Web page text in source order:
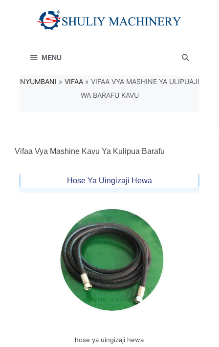
MENU
NYUMBANI » VIFAA» VIFAA VYA MASHINE YA ULIPUAJI
WA BARAFU KAVU
Vifaa Vya Mashine Kavu Ya Kulipua Barafu
Hose Ya Uingizaji Hewa
hose ya uingizaji hewa